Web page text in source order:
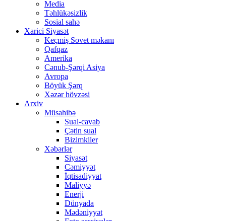
Media
Təhlükəsizlik
Sosial sahə
Xarici Siyasət
Keçmiş Sovet məkanı
Qafqaz
Amerika
Cənub-Şərqi Asiya
Avropa
Böyük Şərq
Xəzər hövzəsi
Arxiv
Müsahibə
Sual-cavab
Çətin sual
Bizimkiler
Xəbərlər
Siyasət
Cəmiyyət
İqtisadiyyat
Maliyyə
Enerji
Dünyada
Mədəniyyət